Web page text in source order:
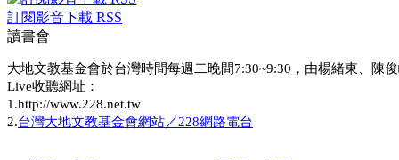
訂閱影音下載 RSS
讀書會
大地文教基金會於台灣時間每週二晚間7:30~9:30，由楊緒東、陳
Live收聽網址：
1.http://www.228.net.tw
2.台灣大地文教基金會網站／228網路電台